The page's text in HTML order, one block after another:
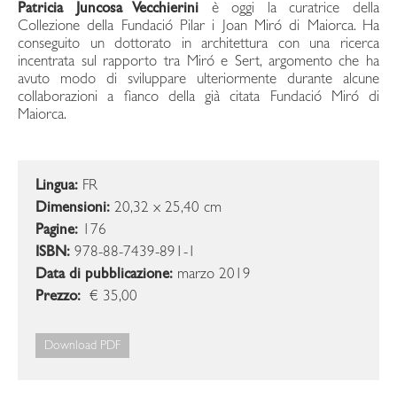
Patricia Juncosa Vecchierini è oggi la curatrice della
Collezione della Fundació Pilar i Joan Miró di Maiorca. Ha
conseguito un dottorato in architettura con una ricerca
incentrata sul rapporto tra Miró e Sert, argomento che ha
avuto modo di sviluppare ulteriormente durante alcune
collaborazioni a fianco della già citata Fundació Miró di
Maiorca.
Lingua: FR
Dimensioni: 20,32 x 25,40 cm
Pagine: 176
ISBN: 978-88-7439-891-1
Data di pubblicazione: marzo 2019
Prezzo: € 35,00
Download PDF